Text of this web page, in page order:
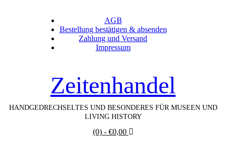
AGB
Bestellung bestätigen & absenden
Zahlung und Versand
Impressum
Zeitenhandel
HANDGEDRECHSELTES UND BESONDERES FÜR MUSEEN UND
LIVING HISTORY
(0)- €0,00